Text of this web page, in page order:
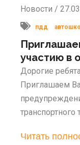
Новости /
пдд
участию в
Дорогие
Приглашаем
транспортного
Читать